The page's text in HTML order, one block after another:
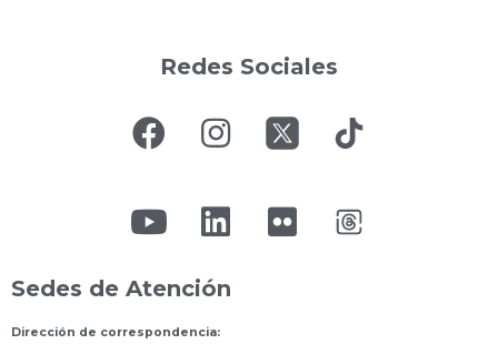
Redes Sociales
Sedes de Atención
Dirección de correspondencia: